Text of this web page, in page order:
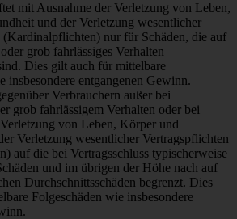
mit Ausnahme der Verletzung von Leben,
und der Verletzung wesentlicher
(Kardinalpflichten) nur für Schäden, die auf
grob fahrlässiges Verhalten
Dies gilt auch für mittelbare
insbesondere entgangenen Gewinn.
Verbrauchern außer bei
grob fahrlässigem Verhalten oder bei
von Leben, Körper und
Verletzung wesentlicher Vertragspflichten
auf die bei Vertragsschluss typischerweise
und im übrigen der Höhe nach auf
Durchschnittsschäden begrenzt. Dies
Folgeschäden wie insbesondere